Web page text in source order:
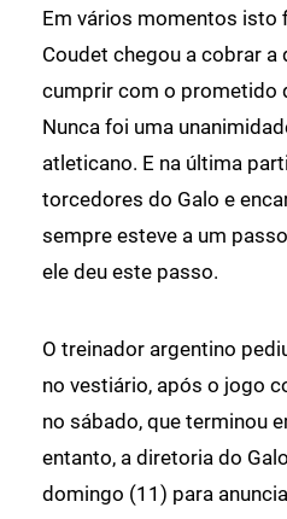
Em vários momentos isto
Coudet chegou a cobrar a
cumprir com o prometido
Nunca foi uma
atleticano. E na última
torcedores do Galo e
sempre esteve a um
ele deu este passo.
O treinador argentino
no vestiário, após o jogo
no sábado, que terminou
entanto, a diretoria do
domingo (11) para